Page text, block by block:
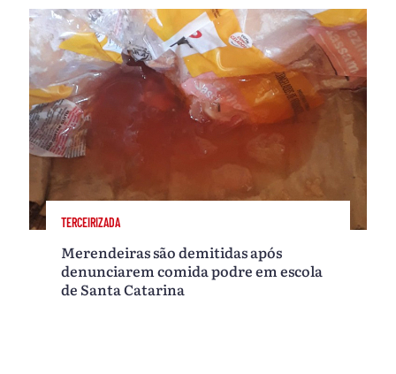
TERCEIRIZADA
Merendeiras são demitidas após
denunciarem comida podre em escola
de Santa Catarina